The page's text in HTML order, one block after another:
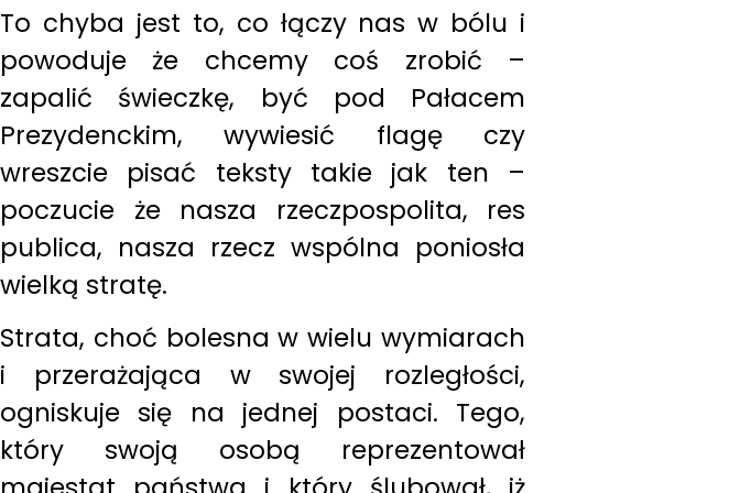
To chyba jest to, co łączy nas w bólu i
powoduje że chcemy coś zrobić –
zapalić świeczkę, być pod Pałacem
Prezydenckim, wywiesić flagę czy
wreszcie pisać teksty takie jak ten –
poczucie że nasza rzeczpospolita, res
publica, nasza rzecz wspólna poniosła
wielką stratę.
Strata, choć bolesna w wielu wymiarach
i przerażająca w swojej rozległości,
ogniskuje się na jednej postaci. Tego,
który swoją osobą reprezentował